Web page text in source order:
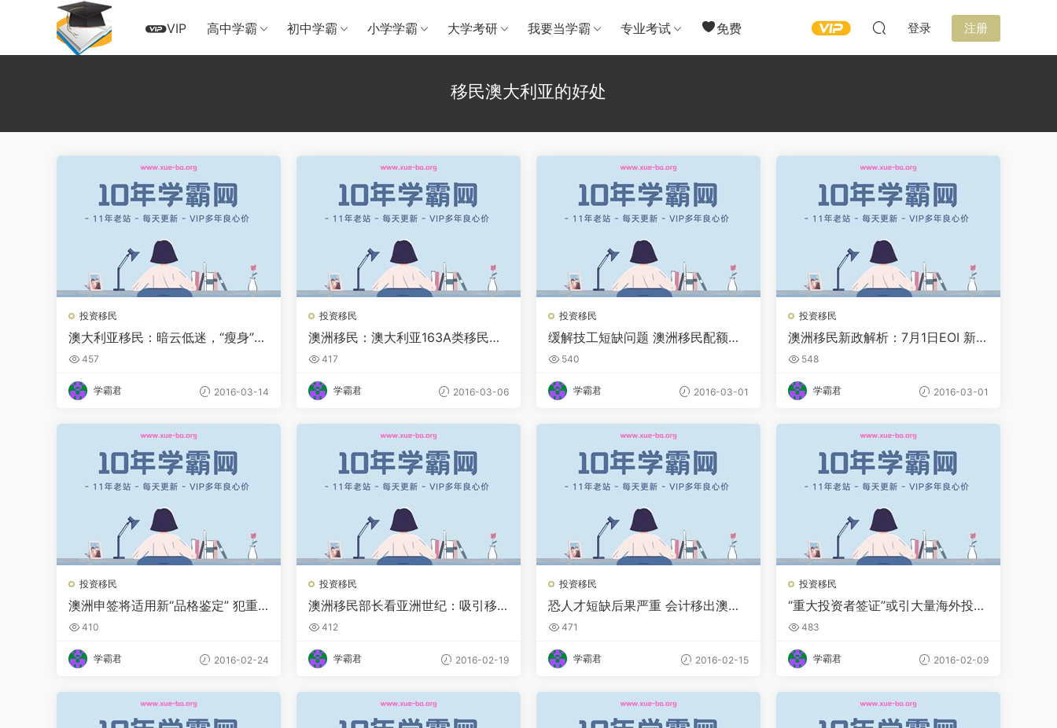
VIP 高中学霸 初中学霸 小学学霸 大学考研 我要当学霸 专业考试 免费 登录 注册
移民澳大利亚的好处
投资移民
澳大利亚移民：暗云低迷，“瘦身”进
行时
457
学霸君 2016-03-14
投资移民
澳洲移民：澳大利亚163A类移民签
证多项整改
417
学霸君 2016-03-06
投资移民
缓解技工短缺问题 澳洲移民配额增
加5000达19万
540
学霸君 2016-03-01
投资移民
澳洲移民新政解析：7月1日EOI 新政
七大变化
548
学霸君 2016-03-01
投资移民
澳洲申签将适用新“品格鉴定” 犯重
罪者无权居留
410
学霸君 2016-02-24
投资移民
澳洲移民部长看亚洲世纪：吸引移
民、游客和学生
412
学霸君 2016-02-19
投资移民
恐人才短缺后果严重 会计移出澳洲
移民名单被否
471
学霸君 2016-02-15
投资移民
“重大投资者签证”或引大量海外投资
者来澳洲
483
学霸君 2016-02-09